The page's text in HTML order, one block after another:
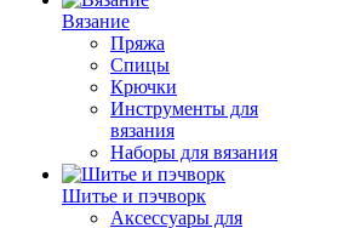
Вязание
Пряжа
Спицы
Крючки
Инструменты для
вязания
Наборы для вязания
Шитье и пэчворк
Аксессуары для